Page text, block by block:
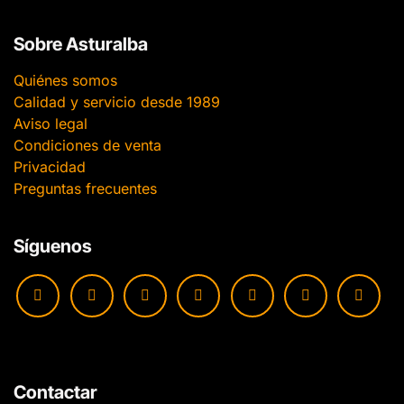
Sobre Asturalba
Quiénes somos
Calidad y servicio desde 1989
Aviso legal
Condiciones de venta
Privacidad
Preguntas frecuentes
Síguenos
Contactar